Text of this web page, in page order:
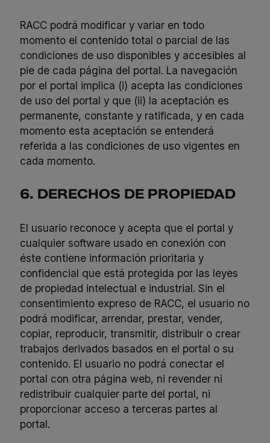
RACC podrá modificar y variar en todo
momento el contenido total o parcial de las
condiciones de uso disponibles y accesibles al
pie de cada página del portal. La navegación
por el portal implica (i) acepta las condiciones
de uso del portal y que (ii) la aceptación es
permanente, constante y ratificada, y en cada
momento esta aceptación se entenderá
referida a las condiciones de uso vigentes en
cada momento.
6. DERECHOS DE PROPIEDAD
El usuario reconoce y acepta que el portal y
cualquier software usado en conexión con
éste contiene información prioritaria y
confidencial que está protegida por las leyes
de propiedad intelectual e industrial. Sin el
consentimiento expreso de RACC, el usuario no
podrá modificar, arrendar, prestar, vender,
copiar, reproducir, transmitir, distribuir o crear
trabajos derivados basados en el portal o su
contenido. El usuario no podrá conectar el
portal con otra página web, ni revender ni
redistribuir cualquier parte del portal, ni
proporcionar acceso a terceras partes al
portal.